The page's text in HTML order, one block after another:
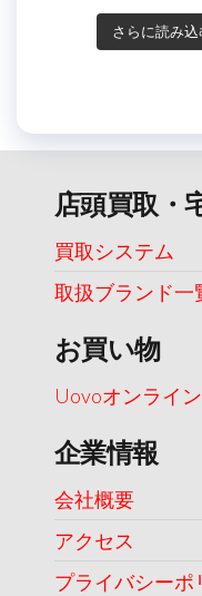
さらに読み込
店頭買取・
買取システム
取扱ブランド一
お買い物
Uovoオンライ
企業情報
会社概要
アクセス
プライバシーポ